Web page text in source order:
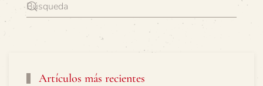
Artículos más recientes